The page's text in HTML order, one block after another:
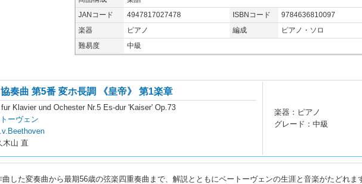
JANコード
4947817027478 ISBNコード
9784636810097
楽器
ピアノ 編成
ピアノ・ソロ
難易度
中級
奏曲 第5番 変ホ長調 《皇帝》 第1楽章
Klavier und Ochester Nr.5 Es-dur 'Kaiser' Op.73
トーヴェン
L.v.Beethoven
木山 直
楽器：ピアノ
グレード：中級
曲した変奏曲から最期56歳の弦楽四重奏曲まで、解説とともにベートーヴェンの生涯と音楽がたどれま